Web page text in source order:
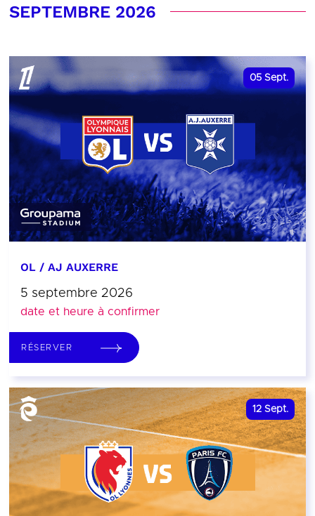
SEPTEMBRE 2026
05 Sept.
OL / AJ AUXERRE
5 septembre 2026
date et heure à confirmer
RÉSERVER
12 Sept.